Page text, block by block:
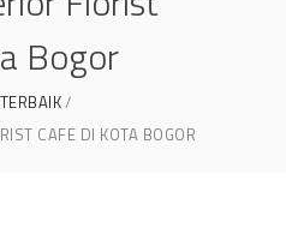
Bogor
CAFE DI KOTA BOGOR